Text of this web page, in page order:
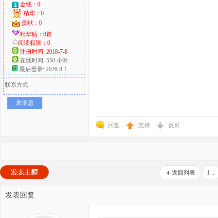
金钱：0
精华：0
贡献：0
精华贴：0篇
阅读权限：0
注册时间: 2018-7-8
在线时间: 550 小时
最后登录: 2026-8-1
联系方式:
发消息
回复 支持 反对
1 ...
返回列表
发表回复